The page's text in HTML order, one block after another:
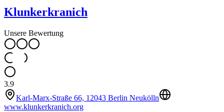
Klunkerkranich
Unsere Bewertung
3.9
Karl-Marx-Straße 66, 12043 Berlin Neukölln
www.klunkerkranich.org